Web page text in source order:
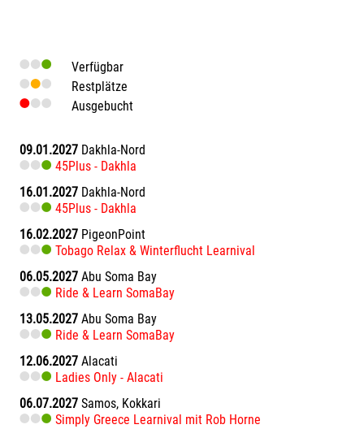
Verfügbar
Restplätze
Ausgebucht
09.01.2027 Dakhla-Nord
45Plus - Dakhla
16.01.2027 Dakhla-Nord
45Plus - Dakhla
16.02.2027 PigeonPoint
Tobago Relax & Winterflucht Learnival
06.05.2027 Abu Soma Bay
Ride & Learn SomaBay
13.05.2027 Abu Soma Bay
Ride & Learn SomaBay
12.06.2027 Alacati
Ladies Only - Alacati
06.07.2027 Samos, Kokkari
Simply Greece Learnival mit Rob Horne